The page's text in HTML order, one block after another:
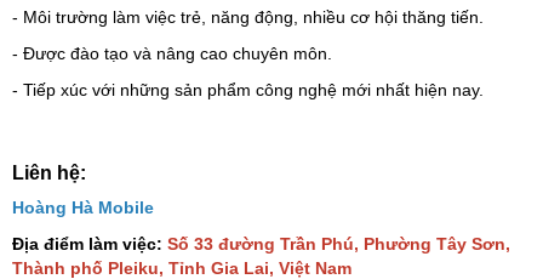
- Môi trường làm việc trẻ, năng động, nhiều cơ hội thăng tiến.
- Được đào tạo và nâng cao chuyên môn.
- Tiếp xúc với những sản phẩm công nghệ mới nhất hiện nay.
Liên hệ:
Hoàng Hà Mobile
Địa điểm làm việc: Số 33 đường Trần Phú, Phường Tây Sơn,
Thành phố Pleiku, Tỉnh Gia Lai, Việt Nam